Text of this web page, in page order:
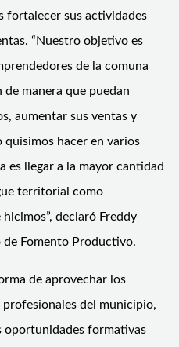
fortalecer sus actividades
“Nuestro objetivo es
de la comuna
manera que puedan
aumentar sus ventas y
quisimos hacer en varios
es llegar a la mayor cantidad
territorial como
declaró Freddy
Fomento Productivo.
de aprovechar los
del municipio,
oportunidades formativas